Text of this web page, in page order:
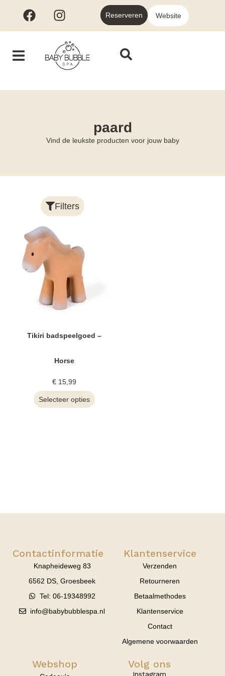
Reserveren Website
paard
Vind de leukste producten voor jouw baby
Filters
Tikiri badspeelgoed –
Horse
€ 15,99
Selecteer opties
Contactinformatie
Knapheideweg 83
6562 DS, Groesbeek
Tel: 06-19348992
info@babybubblespa.nl
Klantenservice
Verzenden
Retourneren
Betaalmethodes
Klantenservice
Contact
Algemene voorwaarden
Webshop Volg ons
Instagram